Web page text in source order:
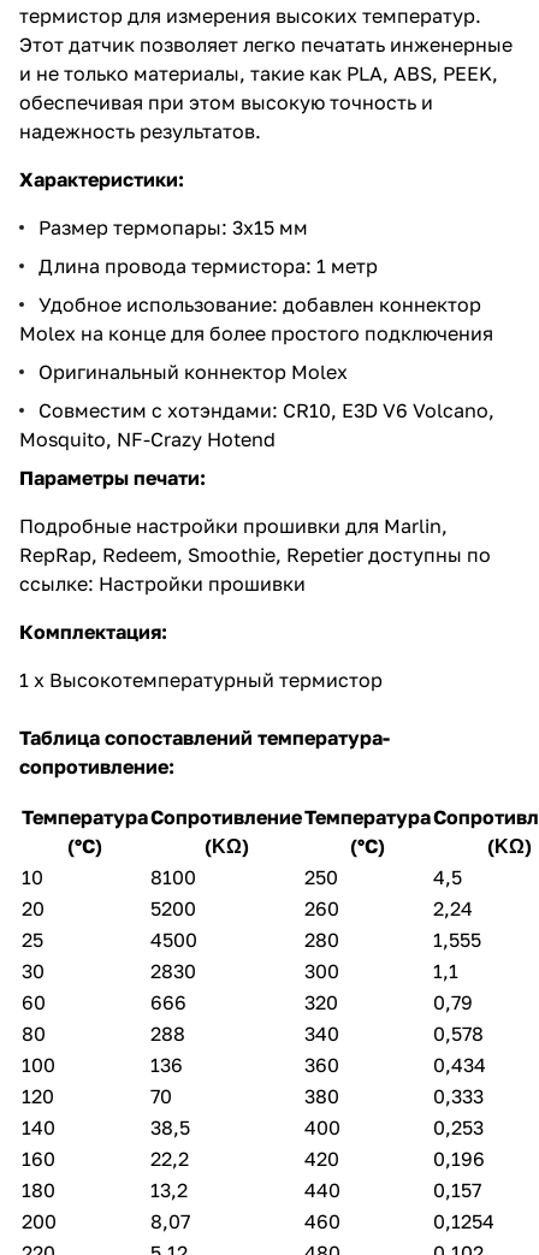
термистор для измерения высоких температур.
Этот датчик позволяет легко печатать инженерные
и не только материалы, такие как PLA, ABS, PEEK,
обеспечивая при этом высокую точность и
надежность результатов.
Характеристики:
Размер термопары: 3x15 мм
Длина провода термистора: 1 метр
Удобное использование: добавлен коннектор
Molex на конце для более простого подключения
Оригинальный коннектор Molex
Совместим с хотэндами: CR10, E3D V6 Volcano,
Mosquito, NF-Crazy Hotend
Параметры печати:
Подробные настройки прошивки для Marlin,
RepRap, Redeem, Smoothie, Repetier доступны по
ссылке: Настройки прошивки
Комплектация:
1 х Высокотемпературный термистор
Таблица сопоставлений температура-
сопротивление:
Температура
(°C)
Сопротивление
(ΚΩ)
Температура
(°C)
(ΚΩ)
10
8100 250
4,5
20
5200 260
2,24
25
4500 280
1,555
30
2830 300
1,1
60
666 320
0,79
80
288 340
0,578
100
136 360
0,434
120
70 380
0,333
140
38,5 400
0,253
160
22,2 420
0,196
180
13,2 440
0,157
200
8,07 460
0,1254